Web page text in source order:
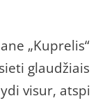
visur,